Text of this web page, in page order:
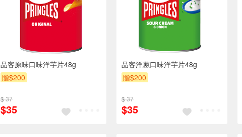
品客原味口味洋芋片48g
贈$200
$ 37
$35
品客洋蔥口味洋芋片48g
贈$200
$ 37
$35